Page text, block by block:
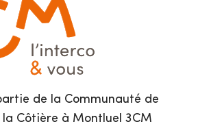
de la Communauté de
la Côtière à Montluel 3CM